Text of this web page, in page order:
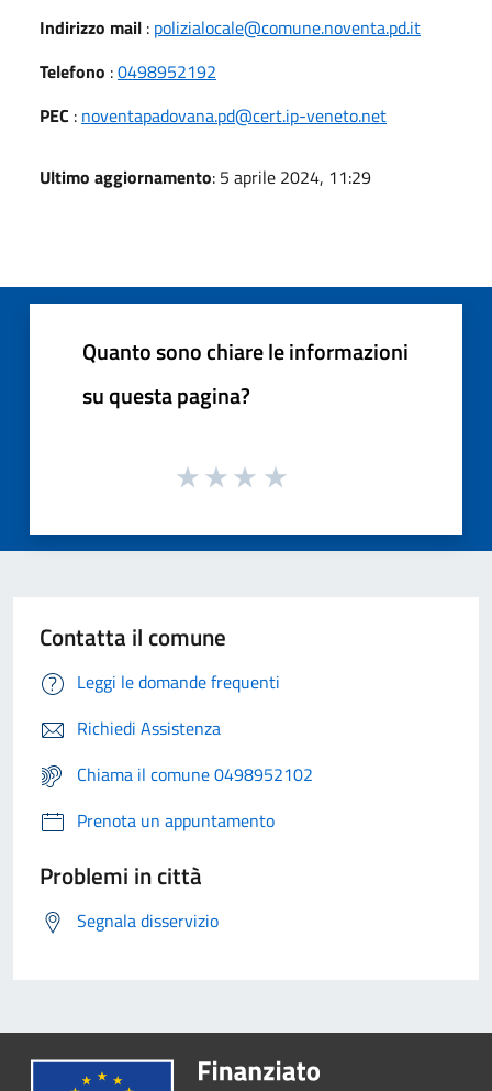
Indirizzo mail : polizialocale@comune.noventa.pd.it
Telefono :0498952192
PEC : noventapadovana.pd@cert.ip-veneto.net
Ultimo aggiornamento: 5 aprile 2024, 11:29
Quanto sono chiare le informazioni
su questa pagina?
Contatta il comune
Leggi le domande frequenti
Richiedi Assistenza
Chiama il comune 0498952102
Prenota un appuntamento
Problemi in città
Segnala disservizio